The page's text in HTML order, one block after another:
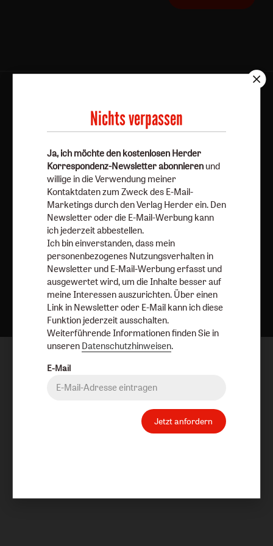
Barrierefreiheit
Impressum
Vertrag widerrufen Abo online kündigen
Nach oben
Nichts verpassen
Ja, ich möchte den kostenlosen Herder
Korrespondenz-Newsletter abonnieren und
willige in die Verwendung meiner
Kontaktdaten zum Zweck des E-Mail-
Marketings durch den Verlag Herder ein. Den
Newsletter oder die E-Mail-Werbung kann
ich jederzeit abbestellen.
Ich bin einverstanden, dass mein
personenbezogenes Nutzungsverhalten in
Newsletter und E-Mail-Werbung erfasst und
ausgewertet wird, um die Inhalte besser auf
meine Interessen auszurichten. Über einen
Link in Newsletter oder E-Mail kann ich diese
Funktion jederzeit ausschalten.
Weiterführende Informationen finden Sie in
unseren Datenschutzhinweisen.
E-Mail
Jetzt anfordern